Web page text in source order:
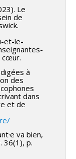
Le
de
et-le-
cœur.
à
des
dans
et de
va bien,
36(1), p.